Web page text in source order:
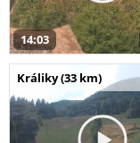
14:03
Králiky (33 km)